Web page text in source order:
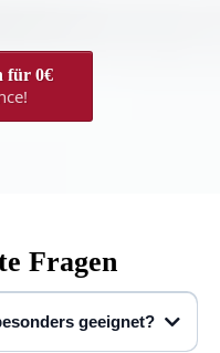
für 0€
Fragen
geeignet?